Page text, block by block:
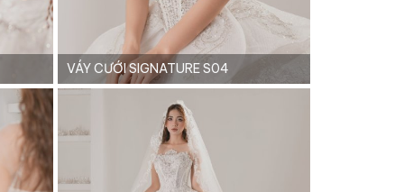
VÁY CƯỚI SIGNATURE S04